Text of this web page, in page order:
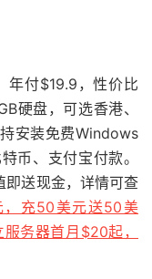
年付$19.9，性价比
硬盘，可选香港、
安装免费Windows
币、支付宝付款。
即送现金，详情可查
，充50美元送50美
务器首月$20起，